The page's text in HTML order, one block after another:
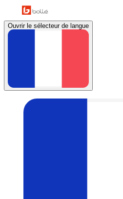
Ouvrir le sélecteur de langue